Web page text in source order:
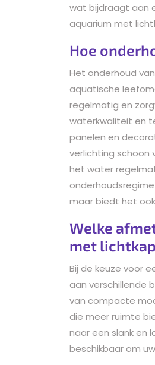
wat bijdraagt aan
aquarium met
Hoe
Het onderhoud
aquatische
regelmatig en
waterkwaliteit en
panelen en
verlichting schoon
het water
maar biedt het
Welke
met
Bij de keuze voor
aan verschillende
van compacte
die meer ruimte
naar een slank en
beschikbaar om